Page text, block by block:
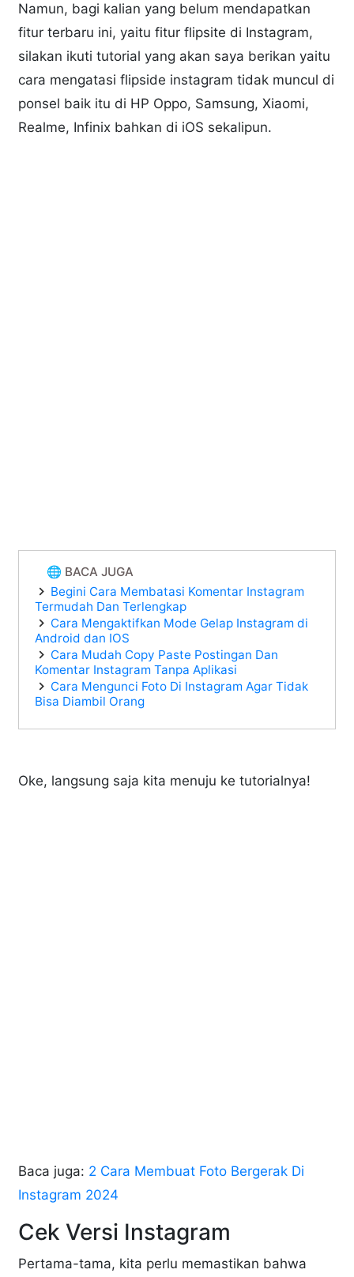
Namun, bagi kalian yang belum mendapatkan
fitur terbaru ini, yaitu fitur flipsite di Instagram,
silakan ikuti tutorial yang akan saya berikan yaitu
cara mengatasi flipside instagram tidak muncul di
ponsel baik itu di HP Oppo, Samsung, Xiaomi,
Realme, Infinix bahkan di iOS sekalipun.
🌐 BACA JUGA
Begini Cara Membatasi Komentar Instagram
Termudah Dan Terlengkap
Cara Mengaktifkan Mode Gelap Instagram di
Android dan IOS
Cara Mudah Copy Paste Postingan Dan
Komentar Instagram Tanpa Aplikasi
Cara Mengunci Foto Di Instagram Agar Tidak
Bisa Diambil Orang
Oke, langsung saja kita menuju ke tutorialnya!
Baca juga: 2 Cara Membuat Foto Bergerak Di
Instagram 2024
Cek Versi Instagram
Pertama-tama, kita perlu memastikan bahwa